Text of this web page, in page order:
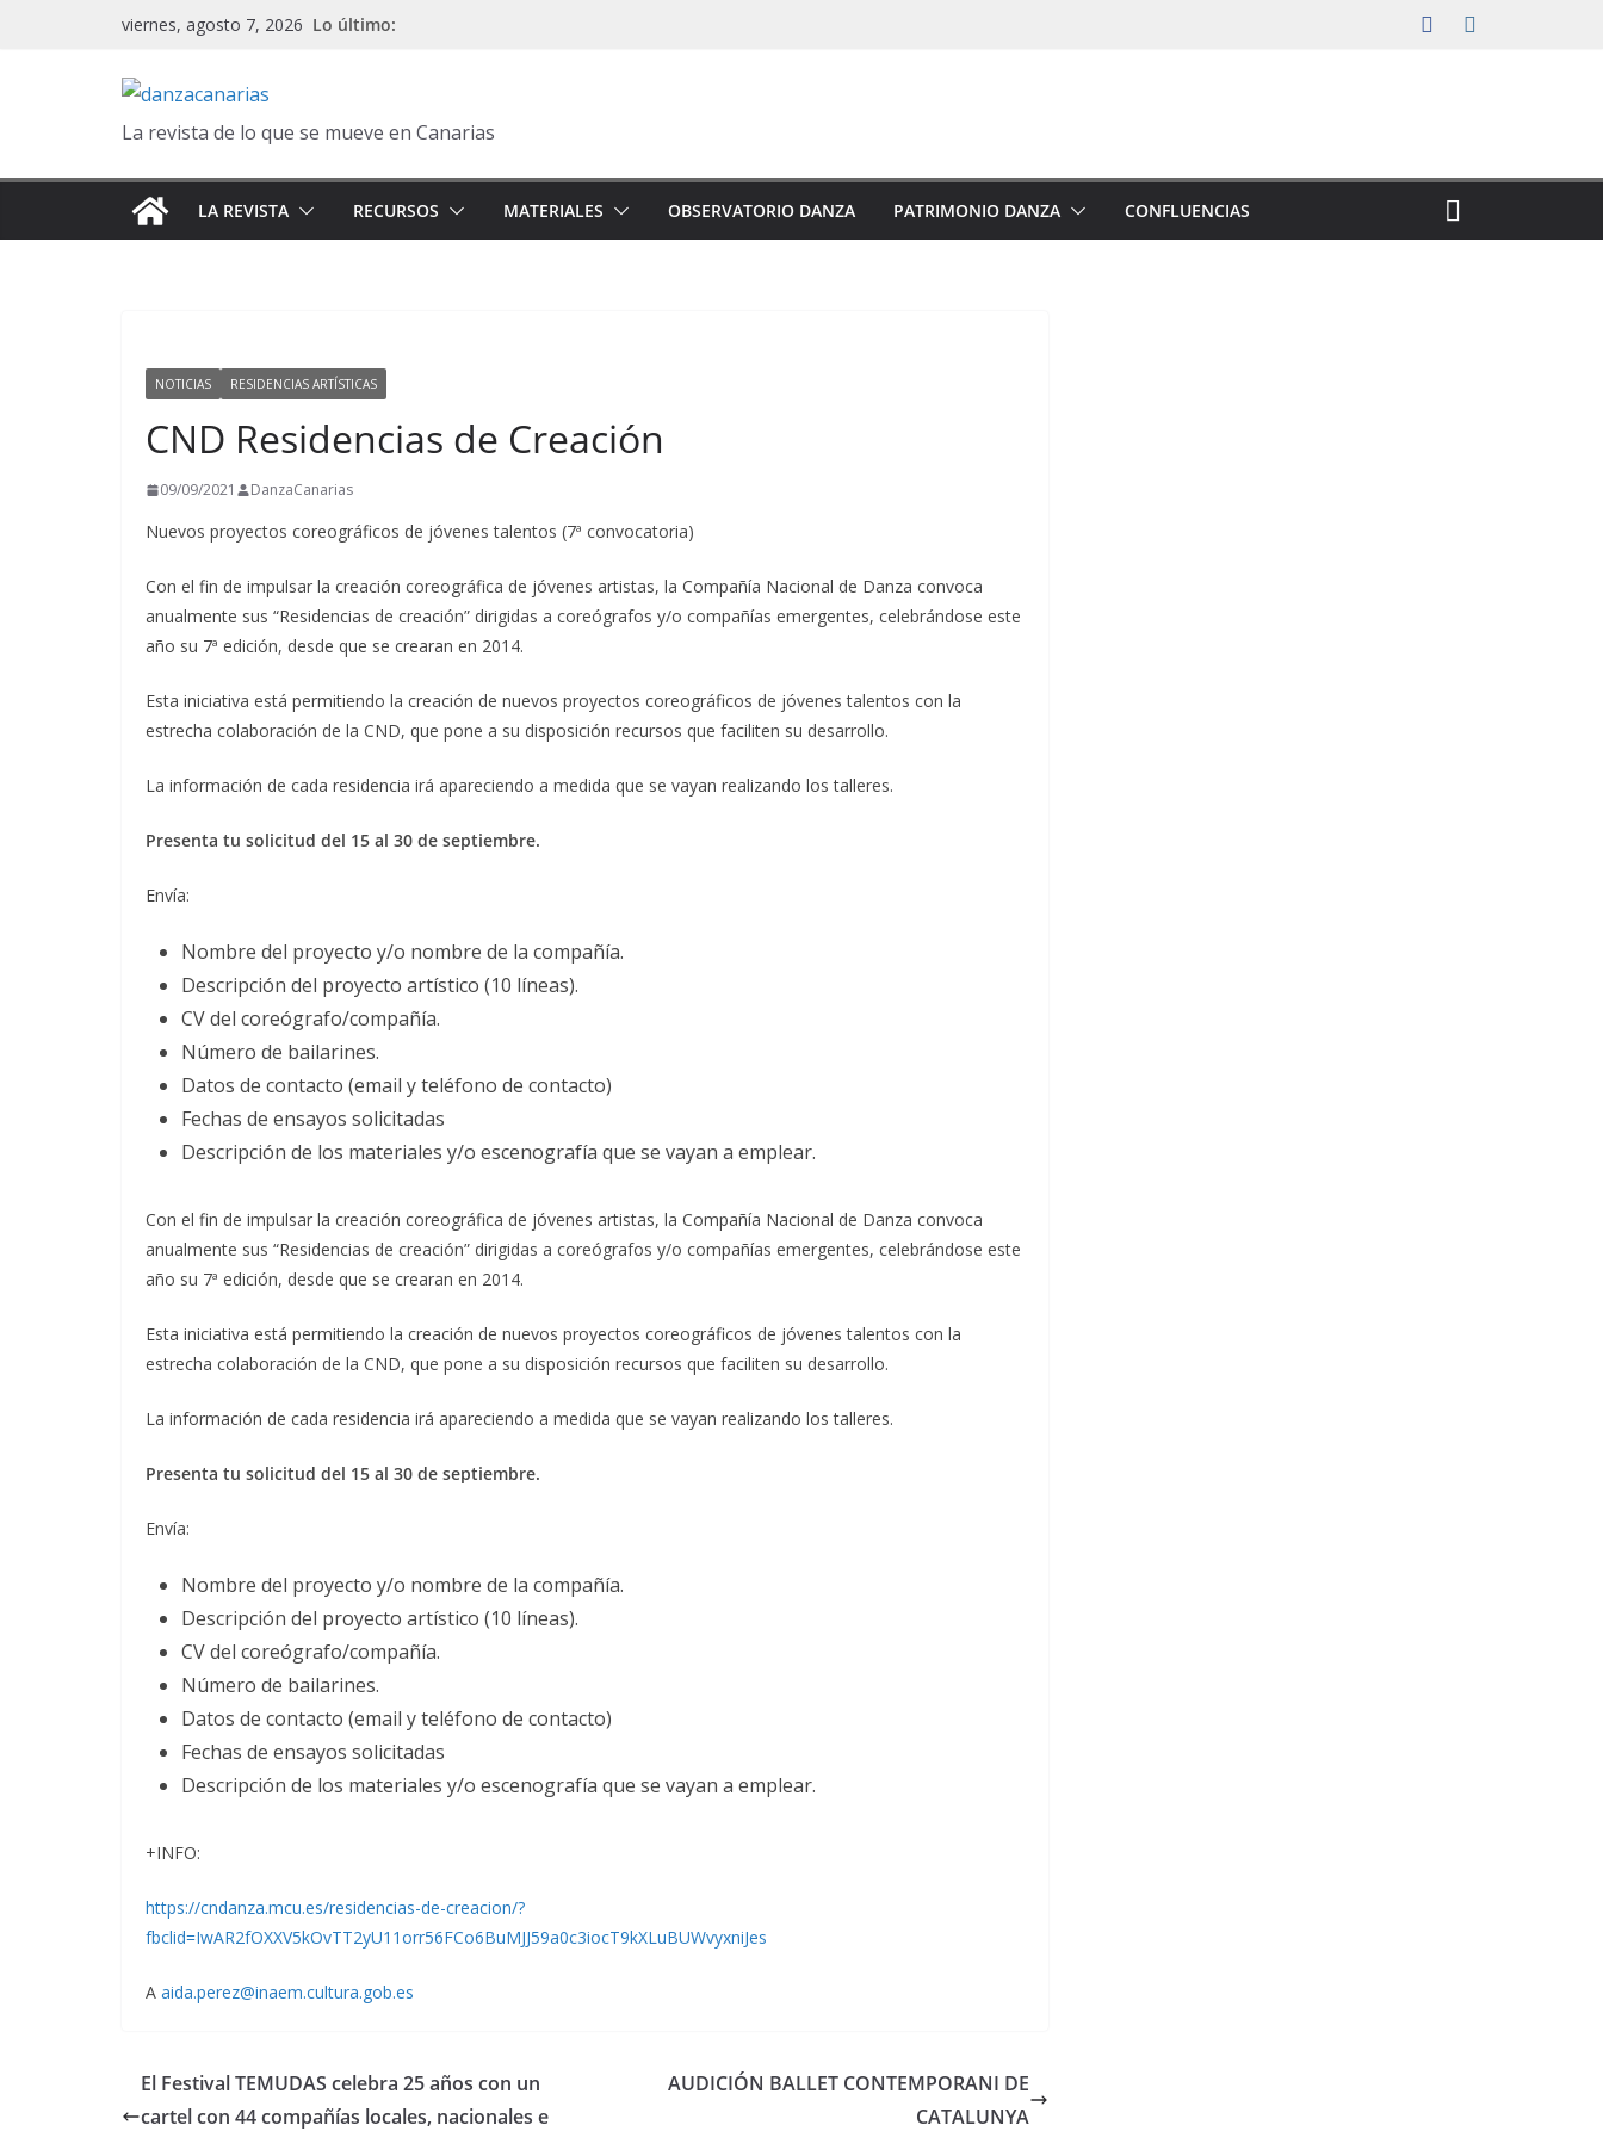
viernes, agosto 7, 2026 Lo último:
La revista de lo que se mueve en Canarias
LA REVISTA RECURSOS MATERIALES OBSERVATORIO DANZA PATRIMONIO DANZA CONFLUENCIAS
NOTICIAS RESIDENCIAS ARTÍSTICAS
CND Residencias de Creación
09/09/2021 DanzaCanarias
Nuevos proyectos coreográficos de jóvenes talentos (7ª convocatoria)
Con el fin de impulsar la creación coreográfica de jóvenes artistas, la Compañía Nacional de Danza convoca
anualmente sus “Residencias de creación” dirigidas a coreógrafos y/o compañías emergentes, celebrándose este
año su 7ª edición, desde que se crearan en 2014.
Esta iniciativa está permitiendo la creación de nuevos proyectos coreográficos de jóvenes talentos con la
estrecha colaboración de la CND, que pone a su disposición recursos que faciliten su desarrollo.
La información de cada residencia irá apareciendo a medida que se vayan realizando los talleres.
Presenta tu solicitud del 15 al 30 de septiembre.
Envía:
Nombre del proyecto y/o nombre de la compañía.
Descripción del proyecto artístico (10 líneas).
CV del coreógrafo/compañía.
Número de bailarines.
Datos de contacto (email y teléfono de contacto)
Fechas de ensayos solicitadas
Descripción de los materiales y/o escenografía que se vayan a emplear.
Con el fin de impulsar la creación coreográfica de jóvenes artistas, la Compañía Nacional de Danza convoca
anualmente sus “Residencias de creación” dirigidas a coreógrafos y/o compañías emergentes, celebrándose este
año su 7ª edición, desde que se crearan en 2014.
Esta iniciativa está permitiendo la creación de nuevos proyectos coreográficos de jóvenes talentos con la
estrecha colaboración de la CND, que pone a su disposición recursos que faciliten su desarrollo.
La información de cada residencia irá apareciendo a medida que se vayan realizando los talleres.
Presenta tu solicitud del 15 al 30 de septiembre.
Envía:
Nombre del proyecto y/o nombre de la compañía.
Descripción del proyecto artístico (10 líneas).
CV del coreógrafo/compañía.
Número de bailarines.
Datos de contacto (email y teléfono de contacto)
Fechas de ensayos solicitadas
Descripción de los materiales y/o escenografía que se vayan a emplear.
+INFO:
https://cndanza.mcu.es/residencias-de-creacion/?
fbclid=IwAR2fOXXV5kOvTT2yU11orr56FCo6BuMJJ59a0c3iocT9kXLuBUWvyxniJes
A aida.perez@inaem.cultura.gob.es
El Festival TEMUDAS celebra 25 años con un
cartel con 44 compañías locales, nacionales e
AUDICIÓN BALLET CONTEMPORANI DE
CATALUNYA